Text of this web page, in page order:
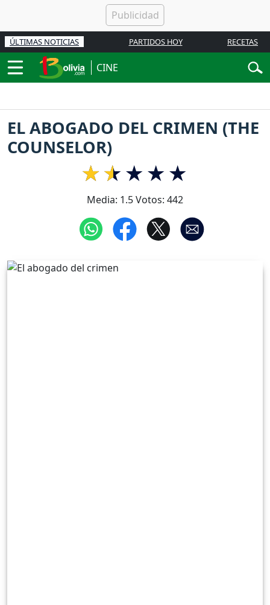
ÚLTIMAS NOTICIAS PARTIDOS HOY RECETAS
CINE
EL ABOGADO DEL CRIMEN (THE
COUNSELOR)
Media: 1.5Votos: 442